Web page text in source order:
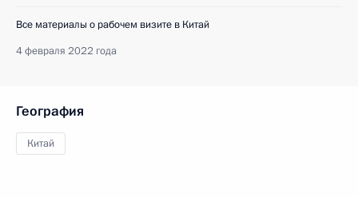
Все материалы о рабочем визите в Китай
4 февраля 2022 года
География
Китай